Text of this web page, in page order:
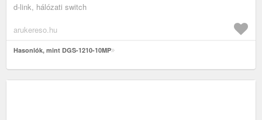
d-link, hálózati switch
arukereso.hu
Hasonlók, mint DGS-1210-10MP